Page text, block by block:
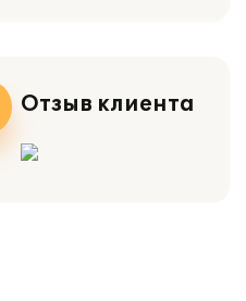
Отзыв клиента